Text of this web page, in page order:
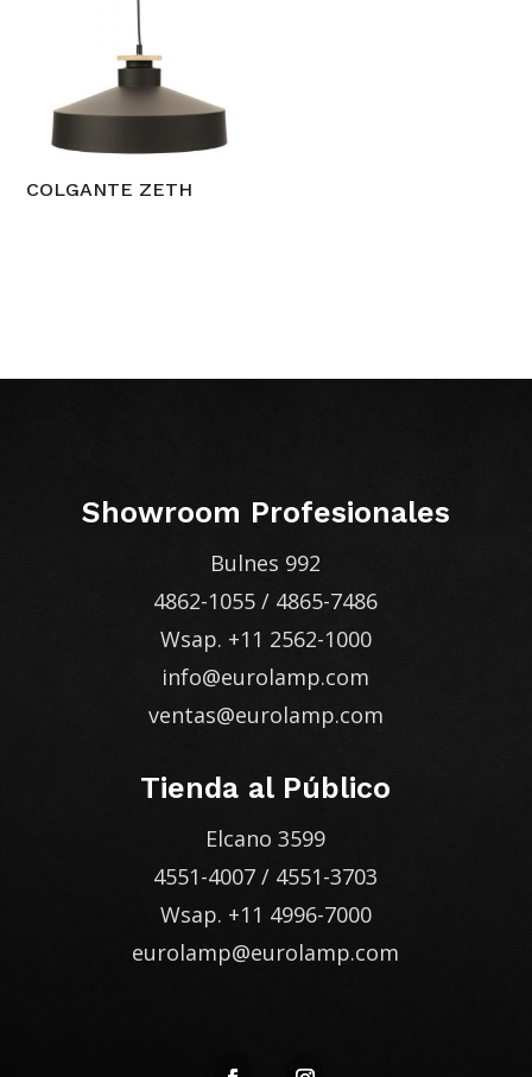
COLGANTE ZETH
Showroom Profesionales
Bulnes 992
4862-1055 / 4865-7486
Wsap. +11 2562-1000
info@eurolamp.com
ventas@eurolamp.com
Tienda al Público
Elcano 3599
4551-4007 / 4551-3703
Wsap. +11 4996-7000
eurolamp@eurolamp.com